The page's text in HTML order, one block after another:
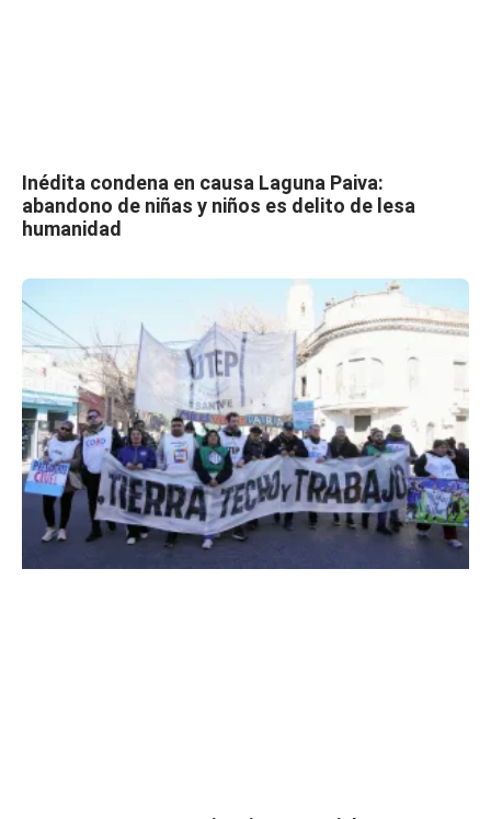
Inédita condena en causa Laguna Paiva:
abandono de niñas y niños es delito de lesa
humanidad